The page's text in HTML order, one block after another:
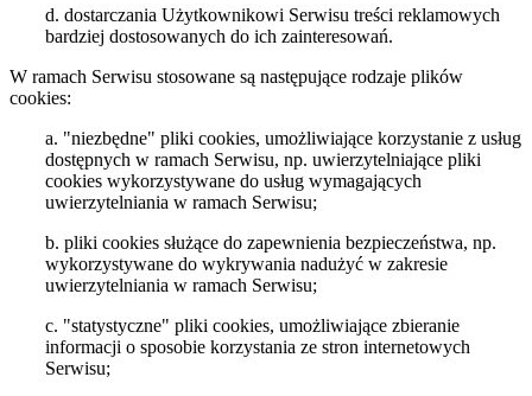
d. dostarczania Użytkownikowi Serwisu treści reklamowych
bardziej dostosowanych do ich zainteresowań.
W ramach Serwisu stosowane są następujące rodzaje plików
cookies:
a. "niezbędne" pliki cookies, umożliwiające korzystanie z usług
dostępnych w ramach Serwisu, np. uwierzytelniające pliki
cookies wykorzystywane do usług wymagających
uwierzytelniania w ramach Serwisu;
b. pliki cookies służące do zapewnienia bezpieczeństwa, np.
wykorzystywane do wykrywania nadużyć w zakresie
uwierzytelniania w ramach Serwisu;
c. "statystyczne" pliki cookies, umożliwiające zbieranie
informacji o sposobie korzystania ze stron internetowych
Serwisu;